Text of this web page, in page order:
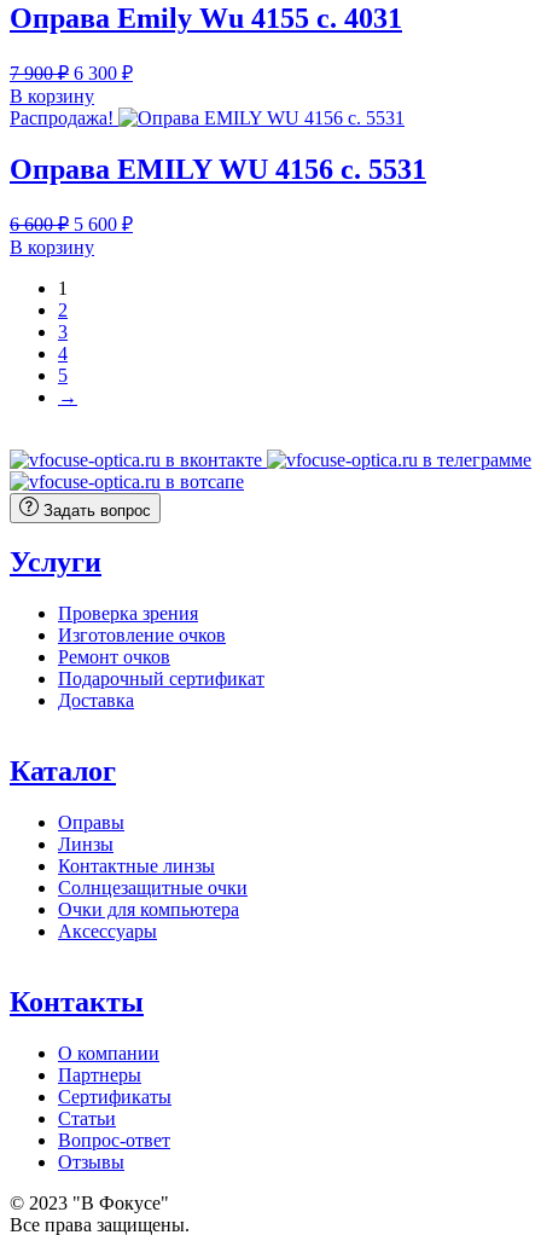
Оправа Emily Wu 4155 c. 4031
7 900₽ Первоначальная
цена
составляла
7
900 ₽.
6 300 ₽Текущая
6
В корзину
Распродажа!
Оправа EMILY WU 4156 с. 5531
6 600₽ Первоначальная
цена
составляла
5 600 ₽Текущая
В корзину
1
2
3
4
5
→
Задать вопрос
Услуги
Проверка зрения
Изготовление очков
Ремонт очков
Подарочный сертификат
Доставка
Каталог
Оправы
Линзы
Контактные линзы
Солнцезащитные очки
Очки для компьютера
Аксессуары
Контакты
О компании
Партнеры
Сертификаты
Статьи
Вопрос-ответ
Отзывы
© 2023 "В Фокусе"
Все права защищены.